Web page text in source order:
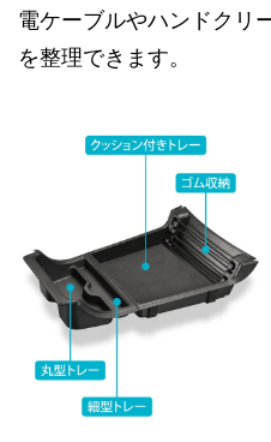
電ケーブルやハンドクリ
を整理できます。